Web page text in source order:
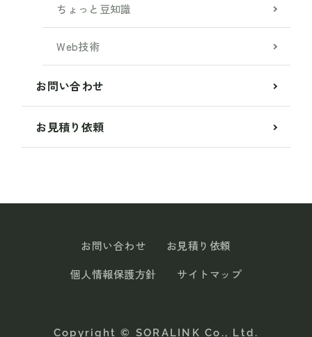
ちょっと豆知識
Web技術
お問い合わせ
お見積り依頼
お問い合わせ
お見積り依頼
個人情報保護方針
サイトマップ
Copyright © SORALINK Co., Ltd.